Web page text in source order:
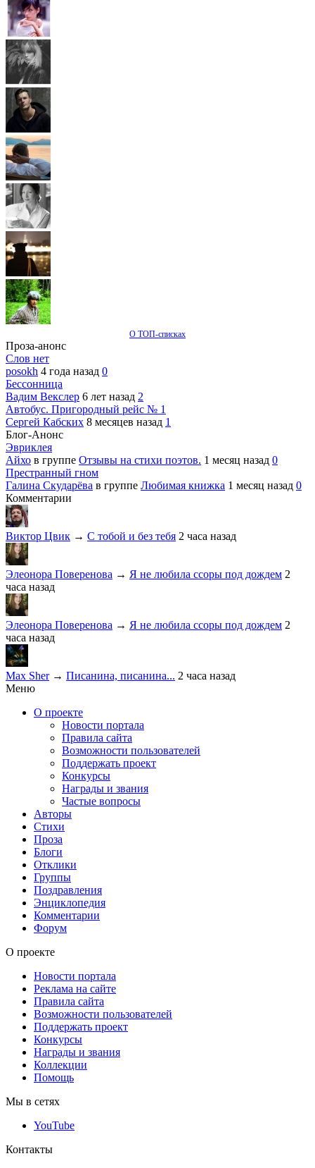
О ТОП-списках
Проза-анонс
Слов нет
posokh 4 года назад 0
Бессонница
Вадим Векслер 6 лет назад 2
Автобус. Пригородный рейс № 1
Сергей Кабских 8 месяцев назад 1
Блог-Анонс
Эвриклея
Айхо в группе Отзывы на стихи поэтов. 1 месяц назад 0
Престранный гном
Галина Скударёва в группе Любимая книжка 1 месяц назад 0
Комментарии
Виктор Цвик → С тобой и без тебя 2 часа назад
Элеонора Поверенова → Я не любила ссоры под дождем 2
часа назад
Элеонора Поверенова → Я не любила ссоры под дождем 2
часа назад
Max Sher→ Писанина, писанина... 2 часа назад
Меню
О проекте
Новости портала
Правила сайта
Возможности пользователей
Поддержать проект
Конкурсы
Награды и звания
Частые вопросы
Авторы
Стихи
Проза
Блоги
Отклики
Группы
Поздравления
Энциклопедия
Комментарии
Форум
О проекте
Новости портала
Реклама на сайте
Правила сайта
Возможности пользователей
Поддержать проект
Конкурсы
Награды и звания
Коллекции
Помощь
Мы в сетях
YouTube
Контакты